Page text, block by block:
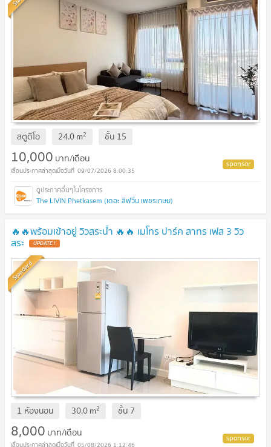
สตูดิโอ 24.0m2 ชั้น 15
10,000 บาท/เดือน
09/07/2026 8:00:35
The LIVIN Phetkasem (เดอะ ลิฟวิ่น เพชรเกษม)
🔥🔥พร้อมเข้าอยู่ วิวสระน้ำ 🔥🔥 เมโทร ปาร์ค สาทร เฟส 3 วิว
สระ UPDATE !
Standard
1 ห้องนอน 30.0m2 ชั้น 7
8,000 บาท/เดือน